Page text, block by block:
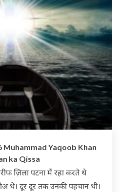
Muhammad Yaqoob Khan
ka Qissa
ज़िला पटना में रहा करते थे
थे। दूर दूर तक उनकी पहचान थी।